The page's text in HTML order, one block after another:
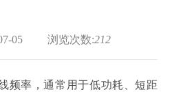
05 浏览次数:212
频率，通常用于低功耗、短距